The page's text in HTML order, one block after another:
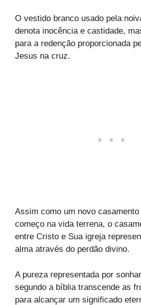
O vestido branco usado pela
denota inocência e castidade,
para a redenção proporcionada
Jesus na cruz.
Assim como um novo
começo na vida terrena, o
entre Cristo e Sua igreja
alma através do perdão divino.
A pureza representada por
segundo a bíblia transcende as
para alcançar um significado